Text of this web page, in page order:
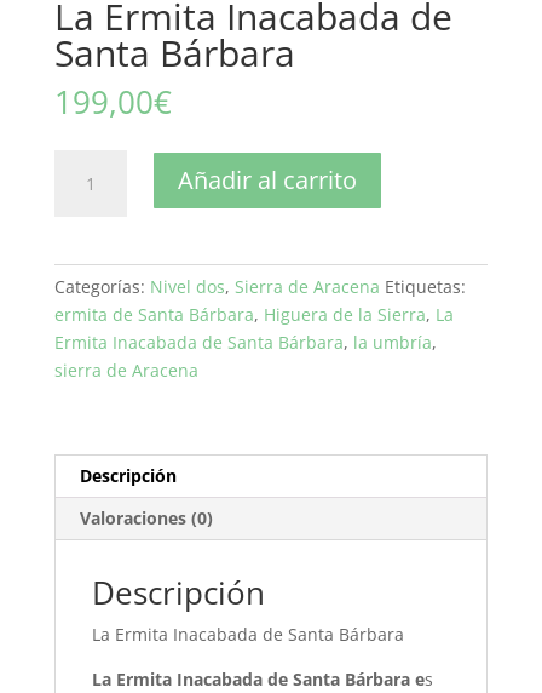
La Ermita Inacabada de
Santa Bárbara
199,00€
Ermita
Bárbara
cantidad
Añadir al carrito
Categorías: Nivel dos, Sierra de Aracena Etiquetas:
ermita de Santa Bárbara, Higuera de la Sierra, La
Ermita Inacabada de Santa Bárbara, la umbría,
sierra de Aracena
Descripción
Valoraciones (0)
Descripción
La Ermita Inacabada de Santa Bárbara
La Ermita Inacabada de Santa Bárbara es